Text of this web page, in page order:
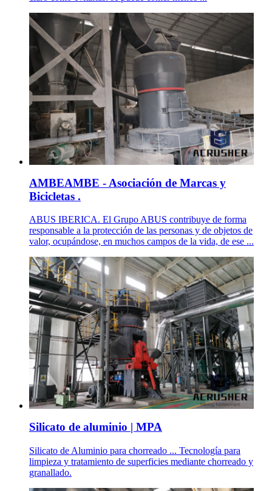
AMBEAMBE - Asociación de Marcas y
Bicicletas .
ABUS IBERICA. El Grupo ABUS contribuye de forma
responsable a la protección de las personas y de objetos de
valor, ocupándose, en muchos campos de la vida, de ese ...
Silicato de aluminio | MPA
Silicato de Aluminio para chorreado ... Tecnología para
limpieza y tratamiento de superficies mediante chorreado y
granallado.